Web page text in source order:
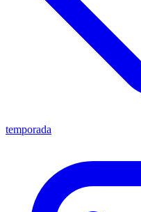
temporada